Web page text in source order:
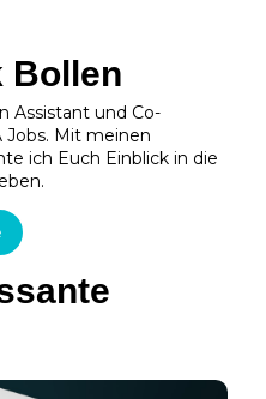
Bollen
Assistant und Co-
Jobs. Mit meinen
ich Euch Einblick in die